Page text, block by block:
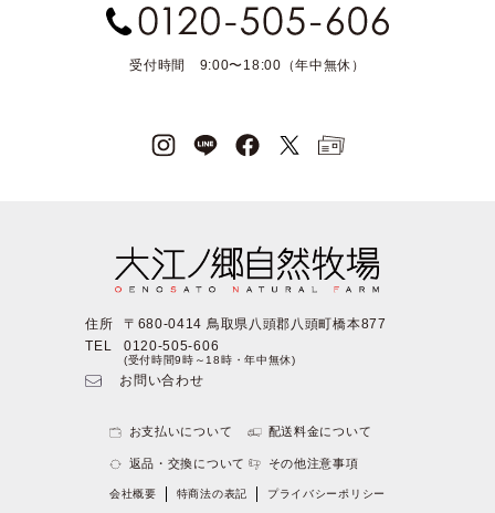
受付時間 9:00〜18:00（年中無休）
住所
〒680-0414 鳥取県八頭郡八頭町橋本877
TEL
0120-505-606
(受付時間9時～18時・年中無休)
お問い合わせ
お支払いについて 配送料金について
返品・交換について その他注意事項
会社概要 特商法の表記 プライバシーポリシー